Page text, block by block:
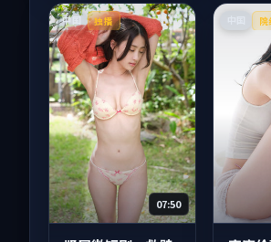
中国 独播
07:50
院